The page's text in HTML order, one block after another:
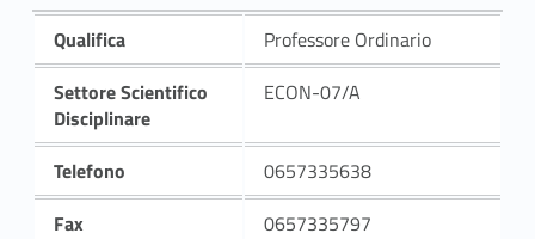
Qualifica
Professore Ordinario
Settore Scientifico
Disciplinare
ECON-07/A
Telefono
0657335638
Fax
0657335797